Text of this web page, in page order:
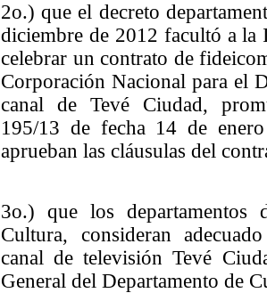
2o.) que el decreto
diciembre de 2012 facultó a la
celebrar un contrato de
Corporación Nacional para el
canal de Tevé Ciudad,
195/13 de fecha 14 de
aprueban las cláusulas del
3o.) que los departamentos
Cultura, consideran
canal de televisión Tevé
General del Departamento de